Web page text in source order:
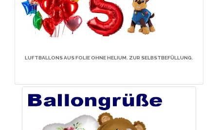
LUFTBALLONS AUS FOLIE OHNE HELIUM. ZUR SELBSTBEFÜLLUNG.